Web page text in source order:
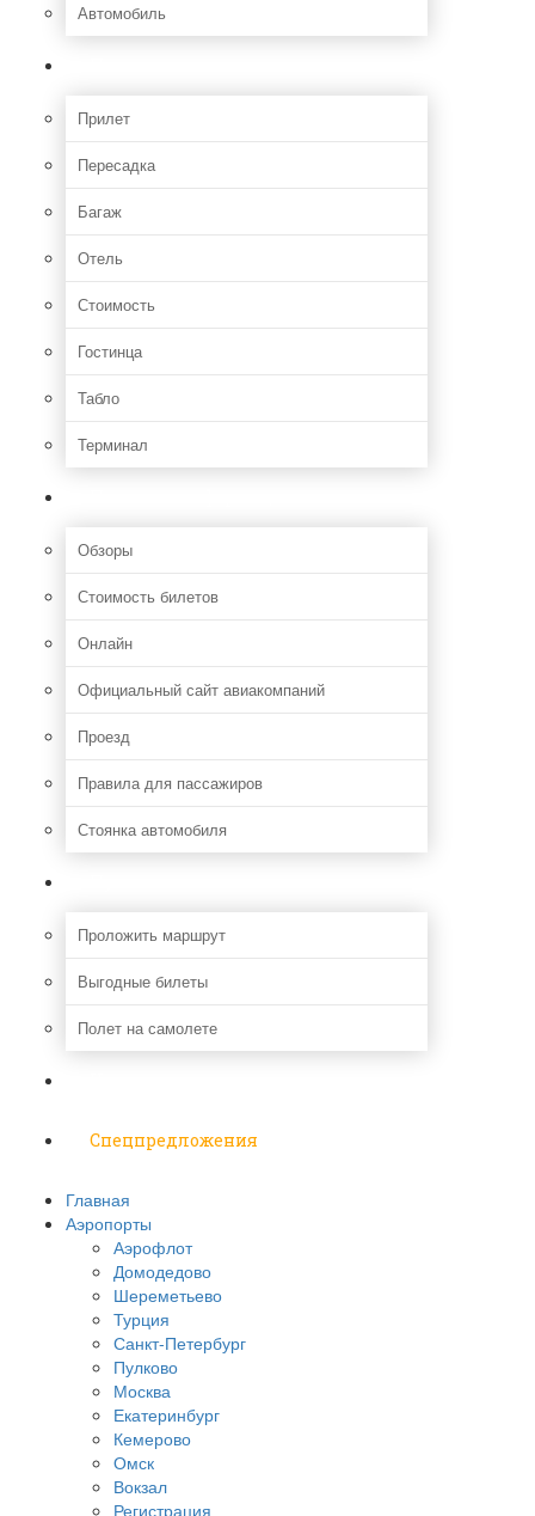
Автомобиль
Прилет
Пересадка
Багаж
Отель
Стоимость
Гостинца
Табло
Терминал
Обзоры
Стоимость билетов
Онлайн
Официальный сайт авиакомпаний
Проезд
Правила для пассажиров
Стоянка автомобиля
Проложить маршрут
Выгодные билеты
Полет на самолете
Спецпредложения
Главная
Аэропорты
Аэрофлот
Домодедово
Шереметьево
Турция
Санкт-Петербург
Пулково
Москва
Екатеринбург
Кемерово
Омск
Вокзал
Регистрация